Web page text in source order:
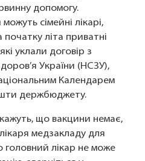
допомогу.
сімейні лікарі,
літа приватні
уклали договір з
України (НСЗУ),
Календарем
держбюджету.
що вакцини немає,
медзакладу для
головний лікар не може